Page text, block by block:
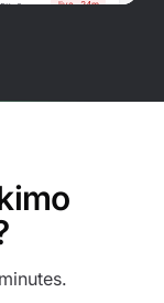
from EU-W, EU-C,